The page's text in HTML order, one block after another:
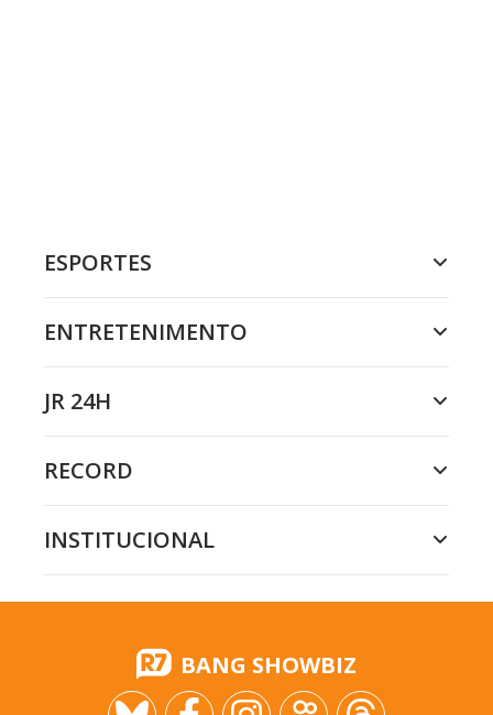
ESPORTES
ENTRETENIMENTO
JR 24H
RECORD
INSTITUCIONAL
BANG SHOWBIZ